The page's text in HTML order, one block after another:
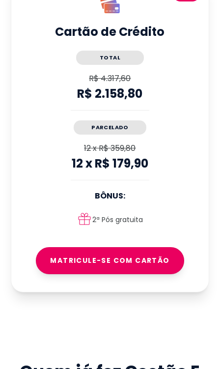
Cartão de Crédito
TOTAL
R$ 4.317,60
R$ 2.158,80
PARCELADO
12xR$ 359,80
12xR$ 179,90
BÔNUS:
2ª Pós gratuita
MATRICULE-SE COM CARTÃO